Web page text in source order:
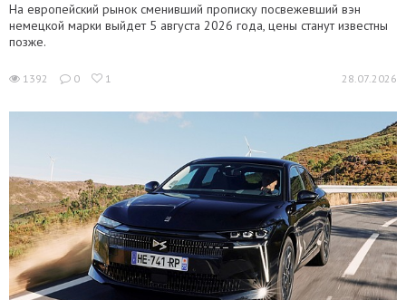
На европейский рынок сменивший прописку посвежевший вэн
немецкой марки выйдет 5 августа 2026 года, цены станут известны
позже.
1392 0 1 28.07.2026